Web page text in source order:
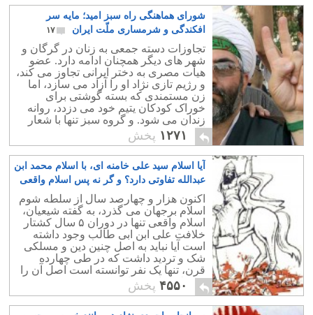
شورای هماهنگی راه سبز امید؛ مایه سر
افکندگی و شرمساری ملّت ایران
۱۷
تجاوزات دسته جمعی به زنان در گرگان و
شهر های دیگر همچنان ادامه دارد. عضو
هیأت مصری به دختر ایرانی تجاوز می کند،
و رژیم تازی نژاد او را آزاد می سازد، اما
زن مستمندی که بسته گوشتی برای
خوراک کودکان یتیم خود می دزدد، روانه
زندان می شود. و گروه سبز تنها با شعار
الله اکبر به حل مشکلات می پردازد.
۱۲۷۱ پخش
آیا اسلام سید علی خامنه ای، با اسلام محمد ابن
عبدالله تفاوتی دارد؟ و گر نه پس اسلام واقعی
کجاست؟
اکنون هزار و چهارصد سال از سلطه شوم
اسلام برجهان می گذرد، به گفته شیعیان،
اسلام واقعی تنها در دوران ۵ سال کشتار
خلافت علی ابن ابی طالب وجود داشته
است آیا نباید به اصل چنین دین و مسلکی
شک و تردید داشت که در طی چهارده
قرن، تنها یک نفر توانسته است اصل آن را
در بطن جامعه پیاده کند؟.
۴۵۵۰ پخش